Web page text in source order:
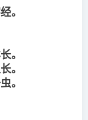
。
。
。
。